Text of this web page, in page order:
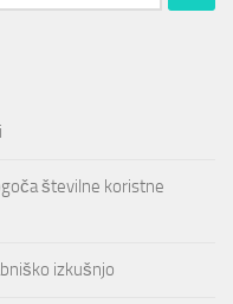
številne koristne
izkušnjo